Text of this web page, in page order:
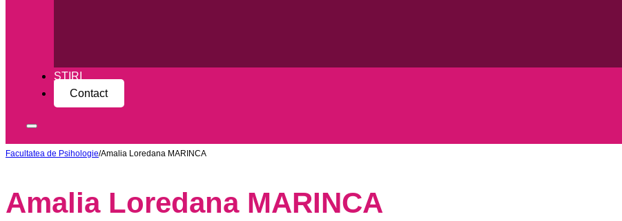
ȘTIRI
Contact
Facultatea de Psihologie/Amalia Loredana MARINCA
Amalia Loredana MARINCA